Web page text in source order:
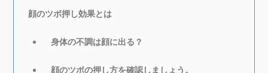
顔のツボ押し効果とは
身体の不調は顔に出る？
顔のツボの押し方を確認しましょう。